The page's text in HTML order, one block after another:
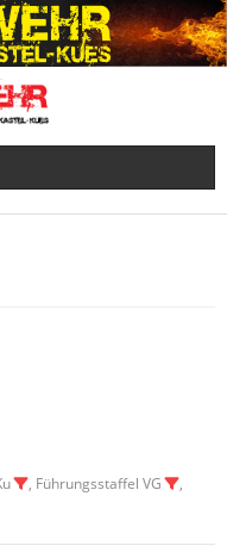
, Führungsstaffel VG
,